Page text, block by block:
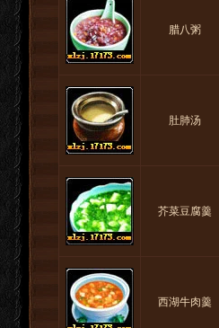
腊八粥
肚肺汤
芥菜豆腐羹
西湖牛肉羹